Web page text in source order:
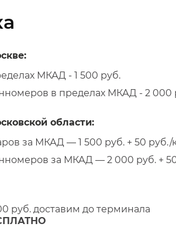
МКАД - 1 500 руб.
в пределах МКАД - 2 000
области:
за МКАД — 1 500 руб. + 50 руб./
за МКАД — 2 000 руб. +
руб. доставим до терминала